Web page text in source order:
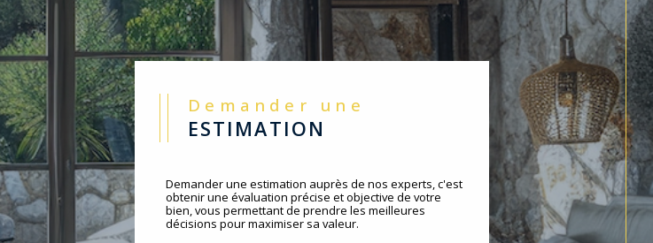
Demander une
ESTIMATION
Demander une estimation auprès de nos experts, c'est
obtenir une évaluation précise et objective de votre
bien, vous permettant de prendre les meilleures
décisions pour maximiser sa valeur.